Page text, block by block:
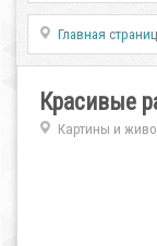
Главная
Красивые
Картины и